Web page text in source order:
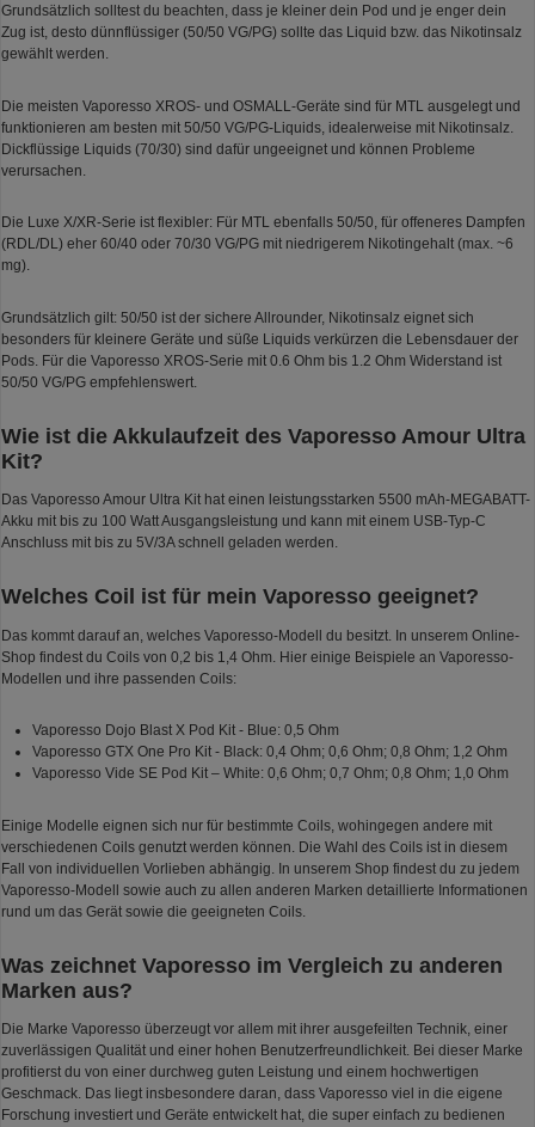
Grundsätzlich solltest du beachten, dass je kleiner dein Pod und je enger dein
Zug ist, desto dünnflüssiger (50/50 VG/PG) sollte das Liquid bzw. das Nikotinsalz
gewählt werden.
Die meisten Vaporesso XROS- und OSMALL-Geräte sind für MTL ausgelegt und
funktionieren am besten mit 50/50 VG/PG-Liquids, idealerweise mit Nikotinsalz.
Dickflüssige Liquids (70/30) sind dafür ungeeignet und können Probleme
verursachen.
Die Luxe X/XR-Serie ist flexibler: Für MTL ebenfalls 50/50, für offeneres Dampfen
(RDL/DL) eher 60/40 oder 70/30 VG/PG mit niedrigerem Nikotingehalt (max. ~6
mg).
Grundsätzlich gilt: 50/50 ist der sichere Allrounder, Nikotinsalz eignet sich
besonders für kleinere Geräte und süße Liquids verkürzen die Lebensdauer der
Pods. Für die Vaporesso XROS-Serie mit 0.6 Ohm bis 1.2 Ohm Widerstand ist
50/50 VG/PG empfehlenswert.
Wie ist die Akkulaufzeit des Vaporesso Amour Ultra
Kit?
Das Vaporesso Amour Ultra Kit hat einen leistungsstarken 5500 mAh-MEGABATT-
Akku mit bis zu 100 Watt Ausgangsleistung und kann mit einem USB-Typ-C
Anschluss mit bis zu 5V/3A schnell geladen werden.
Welches Coil ist für mein Vaporesso geeignet?
Das kommt darauf an, welches Vaporesso-Modell du besitzt. In unserem Online-
Shop findest du Coils von 0,2 bis 1,4 Ohm. Hier einige Beispiele an Vaporesso-
Modellen und ihre passenden Coils:
Vaporesso Dojo Blast X Pod Kit - Blue: 0,5 Ohm
Vaporesso GTX One Pro Kit - Black: 0,4 Ohm; 0,6 Ohm; 0,8 Ohm; 1,2 Ohm
Vaporesso Vide SE Pod Kit – White: 0,6 Ohm; 0,7 Ohm; 0,8 Ohm; 1,0 Ohm
Einige Modelle eignen sich nur für bestimmte Coils, wohingegen andere mit
verschiedenen Coils genutzt werden können. Die Wahl des Coils ist in diesem
Fall von individuellen Vorlieben abhängig. In unserem Shop findest du zu jedem
Vaporesso-Modell sowie auch zu allen anderen Marken detaillierte Informationen
rund um das Gerät sowie die geeigneten Coils.
Was zeichnet Vaporesso im Vergleich zu anderen
Marken aus?
Die Marke Vaporesso überzeugt vor allem mit ihrer ausgefeilten Technik, einer
zuverlässigen Qualität und einer hohen Benutzerfreundlichkeit. Bei dieser Marke
profitierst du von einer durchweg guten Leistung und einem hochwertigen
Geschmack. Das liegt insbesondere daran, dass Vaporesso viel in die eigene
Forschung investiert und Geräte entwickelt hat, die super einfach zu bedienen